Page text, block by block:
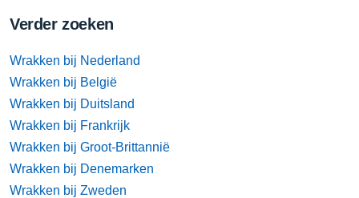
Verder zoeken
Wrakken bij Nederland
Wrakken bij België
Wrakken bij Duitsland
Wrakken bij Frankrijk
Wrakken bij Groot-Brittannië
Wrakken bij Denemarken
Wrakken bij Zweden